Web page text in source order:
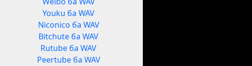
Youku ба WAV
Niconico ба WAV
Bitchute ба WAV
Rutube ба WAV
Peertube ба WAV